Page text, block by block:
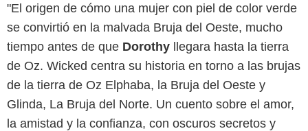
"El origen de cómo una mujer con piel de color verde
se convirtió en la malvada Bruja del Oeste, mucho
tiempo antes de que Dorothy llegara hasta la tierra
de Oz. Wicked centra su historia en torno a las brujas
de la tierra de Oz Elphaba, la Bruja del Oeste y
Glinda, La Bruja del Norte. Un cuento sobre el amor,
la amistad y la confianza, con oscuros secretos y